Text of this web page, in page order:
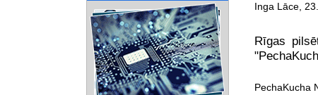
Inga Lāce,
Rīgas
PechaKucha